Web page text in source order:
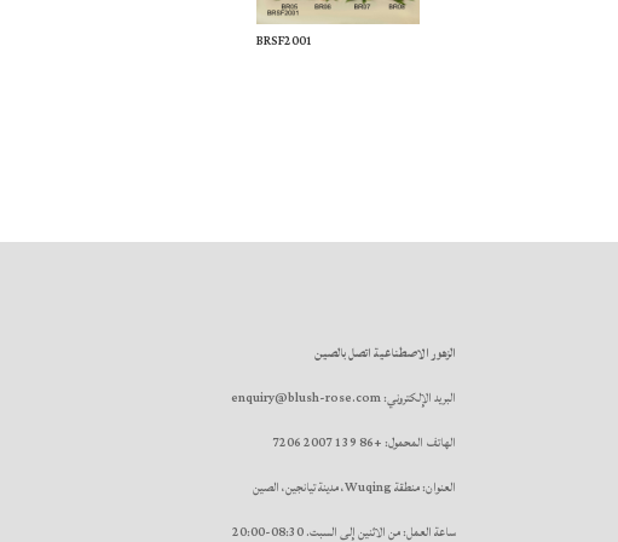
BRSF2001
الزهور الاصطناعية اتصل بالصين
البريد الإلكتروني: enquiry@blush-rose.com
الهاتف المحمول: +86 139 2007 7206
العنوان: منطقة Wuqing، مدينة تيانجين، الصين
ساعة العمل: من الاثنين إلى السبت. 08:30-20:00